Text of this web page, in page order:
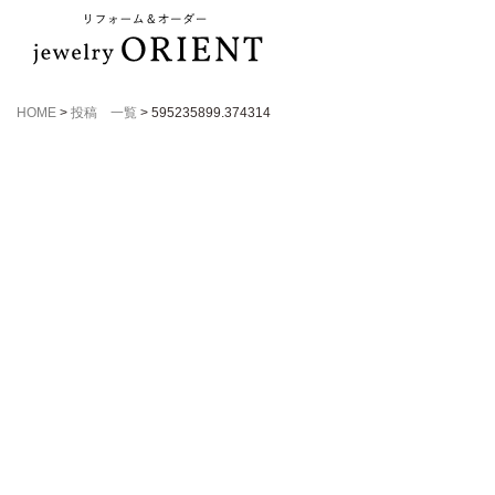
HOME > 投稿 一覧 > 595235899.374314